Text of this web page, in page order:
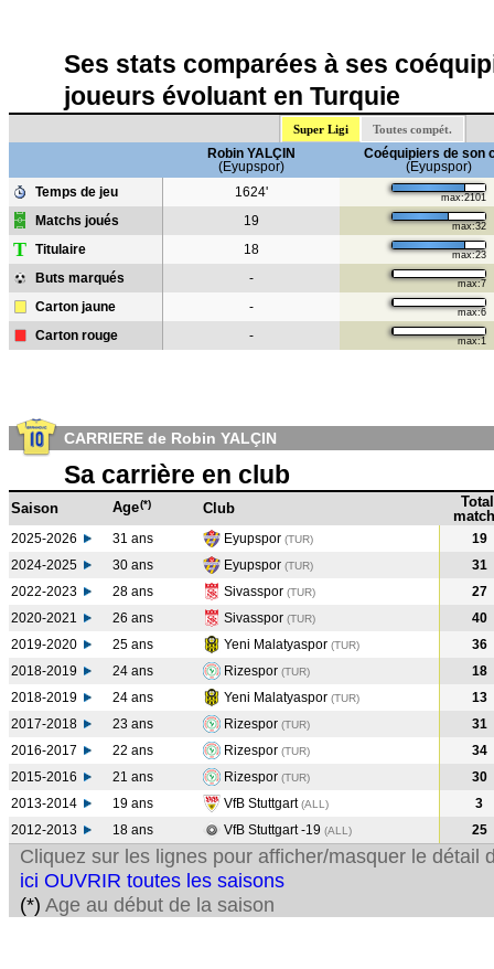
Ses stats comparées à ses
joueurs évoluant en Turquie
Super Ligi Toutes compét.
Robin YALÇIN
(Eyupspor)
Coéquipiers de son
(Eyupspor)
Temps de jeu
1624' max:2101
Matchs joués 19 max:32
T Titulaire 18 max:23
Buts marqués - max:7
Carton jaune - max:6
Carton rouge - max:1
CARRIERE de Robin YALÇIN
Sa carrière en club
Saison Age(*) Club
Total
2025-2026 31 ans Eyupspor (TUR)
19
2024-2025
30 ans Eyupspor (TUR)
31
2022-2023
28 ans Sivasspor (TUR)
27
2020-2021
26 ans Sivasspor (TUR)
40
2019-2020
25 ans Yeni Malatyaspor (TUR)
36
2018-2019
24 ans Rizespor (TUR)
18
2018-2019
24 ans Yeni Malatyaspor (TUR)
13
2017-2018
23 ans Rizespor (TUR)
31
2016-2017
22 ans Rizespor (TUR)
34
2015-2016
21 ans Rizespor (TUR)
30
2013-2014
19 ans VfB Stuttgart(ALL )
3
2012-2013
18 ans VfB Stuttgart -19 (ALL ) 25
Cliquez sur les lignes pour afficher/masquer le détail
ici OUVRIR toutes les saisons
(*) Age au début de la saison